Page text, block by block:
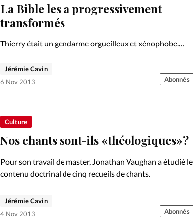
La Bible les a progressivement
transformés
Thierry était un gendarme orgueilleux et xénophobe.
sérieuse maladie. Et c’est ensemble qu’ils ont compris le
message de l’Evangile, grâce à un cours de…
Jérémie Cavin
6 Nov 2013
Abonnés
Culture
Nos chants sont-ils «théologiques»?
Pour son travail de master, Jonathan Vaughan a étudié le
contenu doctrinal de cinq recueils de chants.
Jérémie Cavin
4 Nov 2013
Abonnés